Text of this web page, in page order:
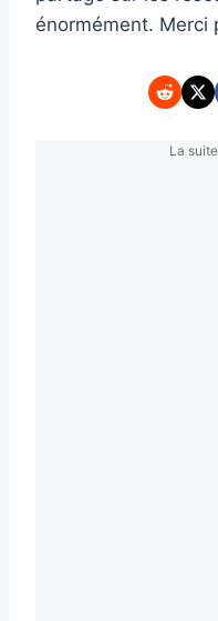
énormément. Merci
La